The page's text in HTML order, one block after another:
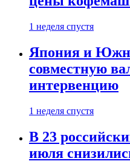
1 неделя спустя
Япония и
совместную
интервенцию
1 неделя спустя
В 23
июля